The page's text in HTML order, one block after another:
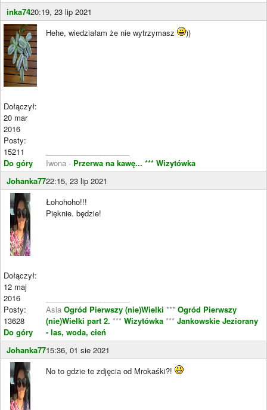
inka7420:19, 23 lip 2021
Dołączył:
20 mar
2016
Posty:
15211
Do góry
Hehe, wiedziałam że nie wytrzymasz ))
Iwona - Przerwa na kawę... *** Wizytówka
Johanka7722:15, 23 lip 2021
Dołączył:
12 maj
2016
Posty:
13628
Do góry
Łohohoho!!!
Pięknie. będzie!
Asia Ogród Pierwszy (nie)Wielki *** Ogród Pierwszy
(nie)Wielki part 2. *** Wizytówka *** Jankowskie Jeziorany
- las, woda, cień
Johanka7715:36, 01 sie 2021
No to gdzie te zdjęcia od Mrokaśki?!